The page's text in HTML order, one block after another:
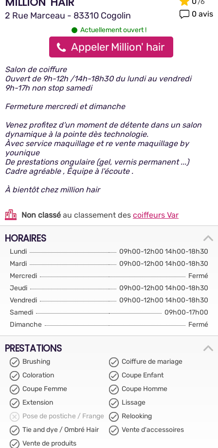
2 Rue Marceau - 83310 Cogolin
0 avis
Actuellement ouvert !
Appeler Million' hair
Salon de coiffure
Ouvert de 9h-12h /14h-18h30 du lundi au vendredi
9h-17h non stop samedi
Fermeture mercredi et dimanche
Venez profitez d'un moment de détente dans un salon
dynamique à la pointe dès technologie.
Àvec service maquillage et re vente maquillage by
younique
De prestations ongulaire (gel, vernis permanent ...)
Cadre agréable , Équipe à l'écoute .
À bientôt chez million hair
Non classé au classement des coiffeurs Var
HORAIRES
Lundi
09h00-12h00 14h00-18h30
Mardi
09h00-12h00 14h00-18h30
Mercredi
Fermé
Jeudi
09h00-12h00 14h00-18h30
Vendredi
09h00-12h00 14h00-18h30
Samedi
09h00-17h00
Dimanche
Fermé
PRESTATIONS
Brushing
Coiffure de mariage
Coloration
Coupe Enfant
Coupe Femme
Coupe Homme
Extension
Lissage
Pose de postiche / Frange
Relooking
Tie and dye / Ombré Hair
Vente d'accessoires
Vente de produits